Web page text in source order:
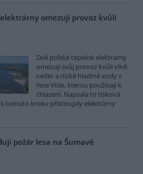
omezují provoz kvůli
Dvě polské tepelné elektrárny
omezují svůj provoz kvůli vlně
veder a nízké hladině vody v
řece Visle, kterou používají k
chlazení. Napsala to tisková
k tomuto kroku přistoupily elektrárny
požár lesa na Šumavě